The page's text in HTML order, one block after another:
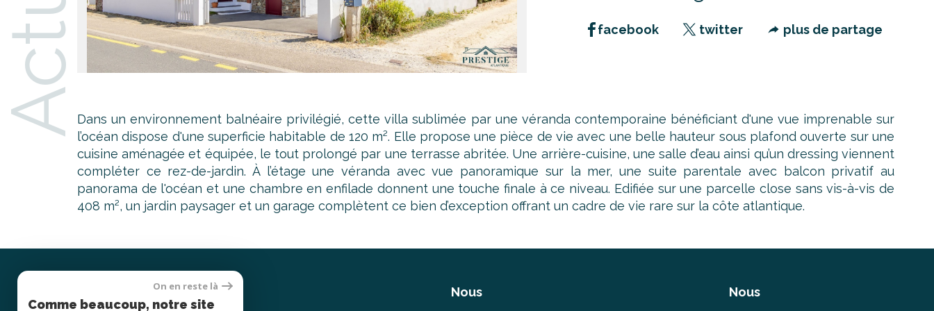
facebook twitter plus de partage
Dans un environnement balnéaire privilégié, cette villa sublimée par une véranda contemporaine bénéficiant d'une vue imprenable sur
l’océan dispose d'une superficie habitable de 120 m². Elle propose une pièce de vie avec une belle hauteur sous plafond ouverte sur une
cuisine aménagée et équipée, le tout prolongé par une terrasse abritée. Une arrière-cuisine, une salle d’eau ainsi qu’un dressing viennent
compléter ce rez-de-jardin. À l’étage une véranda avec vue panoramique sur la mer, une suite parentale avec balcon privatif au
panorama de l'océan et une chambre en enfilade donnent une touche finale à ce niveau. Edifiée sur une parcelle close sans vis-à-vis de
408 m², un jardin paysager et un garage complètent ce bien d’exception offrant un cadre de vie rare sur la côte atlantique.
Se Nous Nous
On en reste là
Comme beaucoup, notre site